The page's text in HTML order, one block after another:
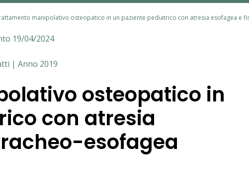
manipolativo osteopatico in un paziente pediatrico con atresia esofagea e
19/04/2024
| Anno 2019
osteopatico in
con atresia
esofagea